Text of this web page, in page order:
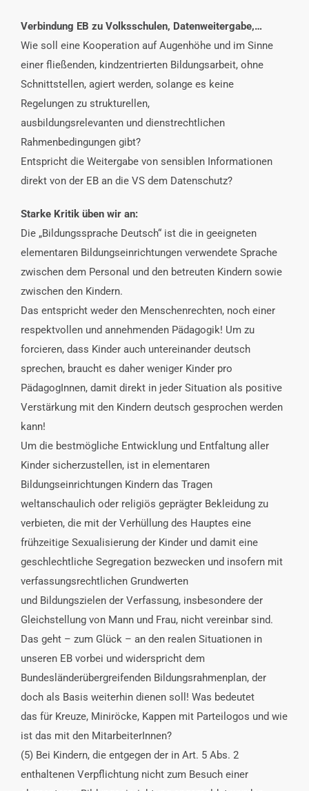
Verbindung EB zu Volksschulen, Datenweitergabe,…
Wie soll eine Kooperation auf Augenhöhe und im Sinne
einer fließenden, kindzentrierten Bildungsarbeit, ohne
Schnittstellen, agiert werden, solange es keine
Regelungen zu strukturellen,
ausbildungsrelevanten und dienstrechtlichen
Rahmenbedingungen gibt?
Entspricht die Weitergabe von sensiblen Informationen
direkt von der EB an die VS dem Datenschutz?
Starke Kritik üben wir an:
Die „Bildungssprache Deutsch“ ist die in geeigneten
elementaren Bildungseinrichtungen verwendete Sprache
zwischen dem Personal und den betreuten Kindern sowie
zwischen den Kindern.
Das entspricht weder den Menschenrechten, noch einer
respektvollen und annehmenden Pädagogik! Um zu
forcieren, dass Kinder auch untereinander deutsch
sprechen, braucht es daher weniger Kinder pro
PädagogInnen, damit direkt in jeder Situation als positive
Verstärkung mit den Kindern deutsch gesprochen werden
kann!
Um die bestmögliche Entwicklung und Entfaltung aller
Kinder sicherzustellen, ist in elementaren
Bildungseinrichtungen Kindern das Tragen
weltanschaulich oder religiös geprägter Bekleidung zu
verbieten, die mit der Verhüllung des Hauptes eine
frühzeitige Sexualisierung der Kinder und damit eine
geschlechtliche Segregation bezwecken und insofern mit
verfassungsrechtlichen Grundwerten
und Bildungszielen der Verfassung, insbesondere der
Gleichstellung von Mann und Frau, nicht vereinbar sind.
Das geht – zum Glück – an den realen Situationen in
unseren EB vorbei und widerspricht dem
Bundesländerübergreifenden Bildungsrahmenplan, der
doch als Basis weiterhin dienen soll! Was bedeutet
das für Kreuze, Miniröcke, Kappen mit Parteilogos und wie
ist das mit den MitarbeiterInnen?
(5) Bei Kindern, die entgegen der in Art. 5 Abs. 2
enthaltenen Verpflichtung nicht zum Besuch einer